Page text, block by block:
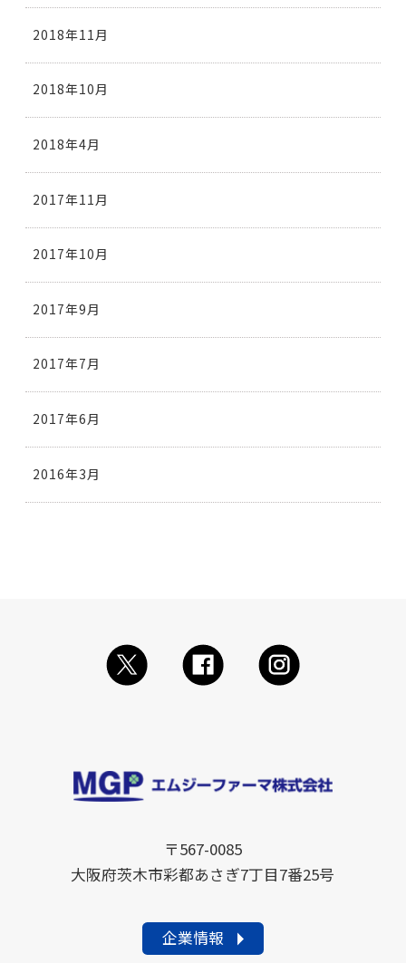
2018年11月
2018年10月
2018年4月
2017年11月
2017年10月
2017年9月
2017年7月
2017年6月
2016年3月
〒567-0085
大阪府茨木市彩都あさぎ7丁目7番25号
企業情報